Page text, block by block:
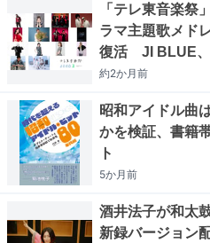
「テレ東音楽祭
ラマ主題歌メド
復活 JI BLUE、
約2か月前
昭和アイドル曲
かを検証、書籍
ト
5か月前
酒井法子が和太
新録バージョン